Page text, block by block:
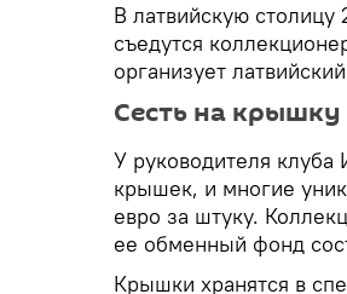
В латвийскую
съедутся
организует
Сесть на крышку
У руководителя
крышек, и многие
евро за штуку.
ее обменный фонд
Крышки хранятся в